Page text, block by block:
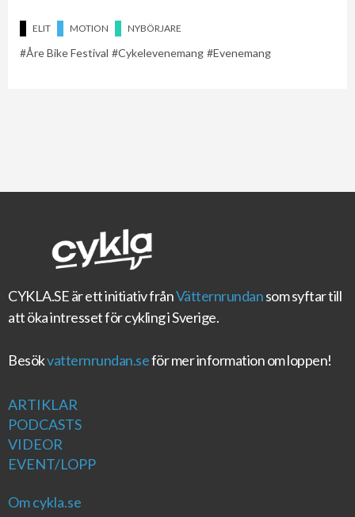
ELIT MOTION NYBÖRJARE
Åre Bike Festival Cykelevenemang Evenemang
CYKLA.SEär ett initiativ frånVätternrundansom syftar till
att öka intresset för cykling i Sverige.
Besökvatternrundan.seför mer information om loppen!
ARTIKLAR
PODCASTS
VIDEOR
EVENT/LOPP
Om cykla.se